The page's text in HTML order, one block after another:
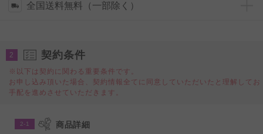
タンド花です。
【必ずご一読下さい】
と宅配のいずれかの方法での発送となります。
全国送料無料（一部除く）
2 契約条件
※以下は契約に関わる重要条件です。
お申し込み頂いた場合、契約情報全てに同意していただいたと理解してお
手配を進めさせていただきます。
2-1 商品詳細